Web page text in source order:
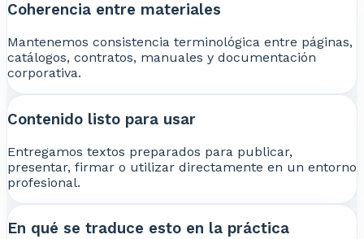
Coherencia entre materiales
Mantenemos consistencia terminológica entre páginas,
catálogos, contratos, manuales y documentación
corporativa.
Contenido listo para usar
Entregamos textos preparados para publicar,
presentar, firmar o utilizar directamente en un entorno
profesional.
En qué se traduce esto en la práctica